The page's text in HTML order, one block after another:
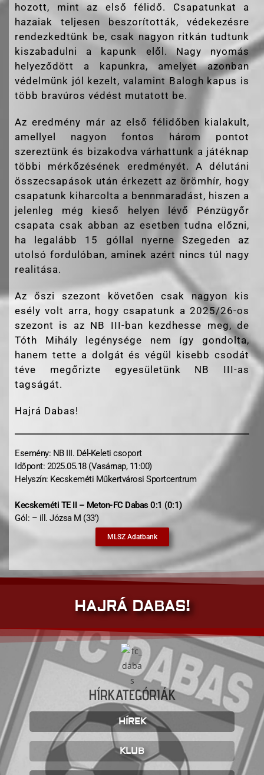
hozott, mint az első félidő. Csapatunkat a
hazaiak teljesen beszorították, védekezésre
rendezkedtünk be, csak nagyon ritkán tudtunk
kiszabadulni a kapunk elől. Nagy nyomás
helyeződött a kapunkra, amelyet azonban
védelmünk jól kezelt, valamint Balogh kapus is
több bravúros védést mutatott be.
Az eredmény már az első félidőben kialakult,
amellyel nagyon fontos három pontot
szereztünk és bizakodva várhattunk a játéknap
többi mérkőzésének eredményét. A délutáni
összecsapások után érkezett az örömhír, hogy
csapatunk kiharcolta a bennmaradást, hiszen a
jelenleg még kieső helyen lévő Pénzügyőr
csapata csak abban az esetben tudna előzni,
ha legalább 15 góllal nyerne Szegeden az
utolsó fordulóban, aminek azért nincs túl nagy
realitása.
Az őszi szezont követően csak nagyon kis
esély volt arra, hogy csapatunk a 2025/26-os
szezont is az NB III-ban kezdhesse meg, de
Tóth Mihály legénysége nem így gondolta,
hanem tette a dolgát és végül kisebb csodát
téve megőrizte egyesületünk NB III-as
tagságát.
Hajrá Dabas!
Esemény: NB III. Dél-Keleti csoport
Időpont: 2025.05.18 (Vasárnap, 11:00)
Helyszín: Kecskeméti Műkertvárosi Sportcentrum
Kecskeméti TE II – Meton-FC Dabas 0:1 (0:1)
Gól: – ill. Józsa M (33′)
MLSZ Adatbank
HAJRÁ DABAS!
HÍRKATEGÓRIÁK
HÍREK
KLUB